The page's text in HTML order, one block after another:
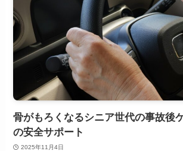
骨がもろくなるシニア世代の事故後
の安全サポート
2025年11月4日